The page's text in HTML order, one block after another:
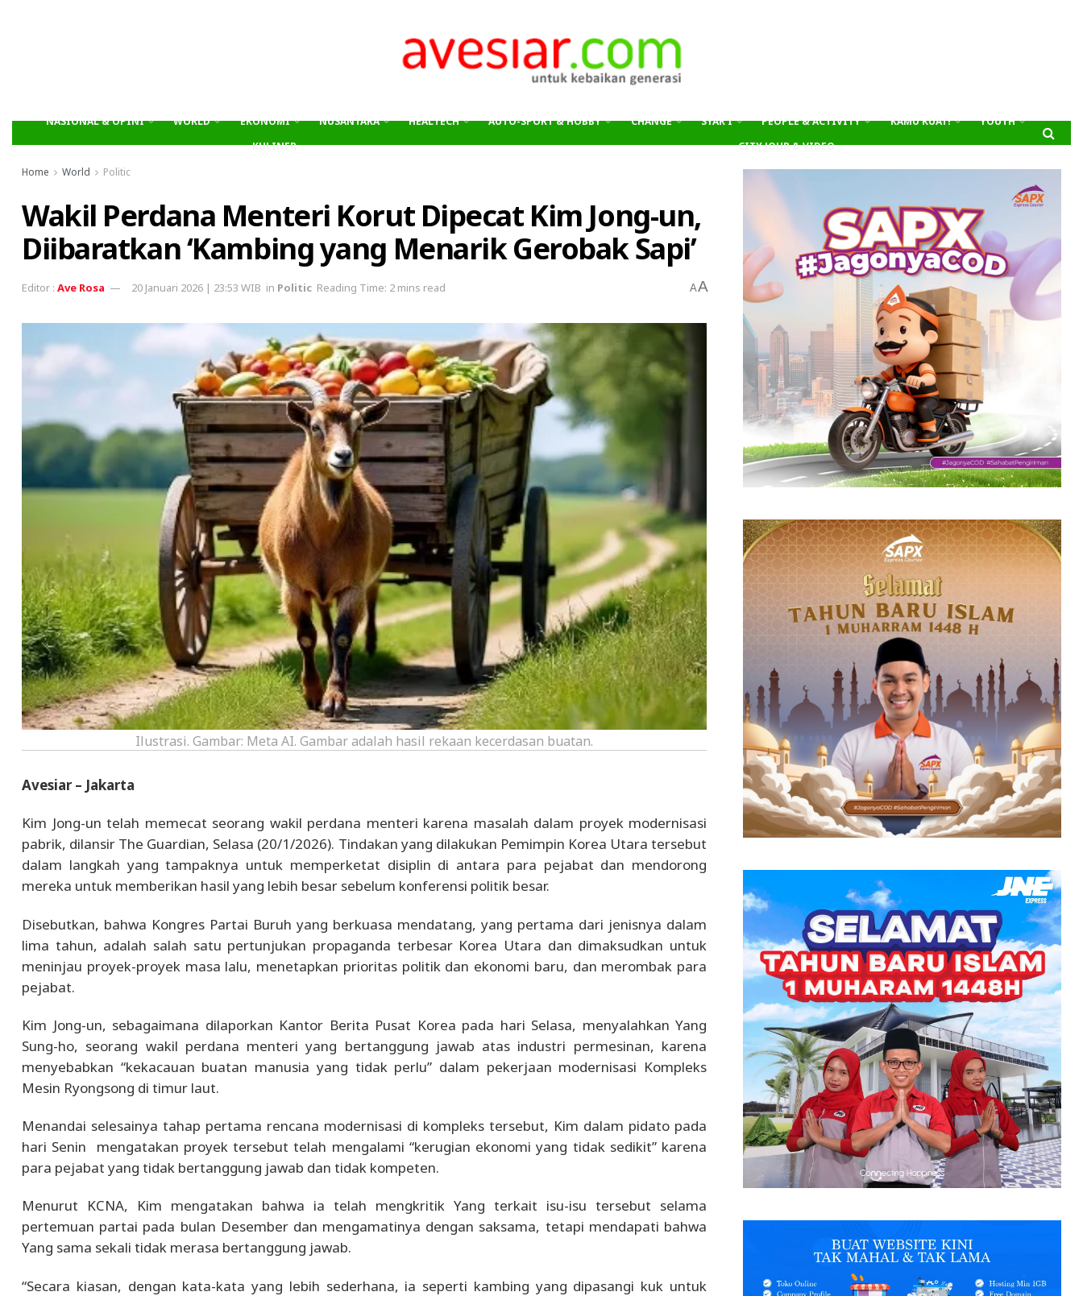
NASIONAL & OPINI WORLD EKONOMI NUSANTARA HEALTECH AUTO-SPORT & HOBBY CHANGE SYAR’I PEOPLE & ACTIVITY KAMU KUAT!
YOUTH
KULINER
CITY JOUR & VIDEO
Home
World Politic
Wakil Perdana Menteri Korut Dipecat Kim Jong-un,
Diibaratkan ‘Kambing yang Menarik Gerobak Sapi’
Ave Rosa 20 Januari 2026 | 23:53 WIB in Politic Reading Time: 2 mins read AA
Ilustrasi. Gambar: Meta AI. Gambar adalah hasil rekaan kecerdasan buatan.
Avesiar – Jakarta
Kim Jong-un telah memecat seorang wakil perdana menteri karena masalah dalam proyek modernisasi
pabrik, dilansir The Guardian, Selasa (20/1/2026). Tindakan yang dilakukan Pemimpin Korea Utara tersebut
dalam langkah yang tampaknya untuk memperketat disiplin di antara para pejabat dan mendorong
mereka untuk memberikan hasil yang lebih besar sebelum konferensi politik besar.
Disebutkan, bahwa Kongres Partai Buruh yang berkuasa mendatang, yang pertama dari jenisnya dalam
lima tahun, adalah salah satu pertunjukan propaganda terbesar Korea Utara dan dimaksudkan untuk
meninjau proyek-proyek masa lalu, menetapkan prioritas politik dan ekonomi baru, dan merombak para
pejabat.
Kim Jong-un, sebagaimana dilaporkan Kantor Berita Pusat Korea pada hari Selasa, menyalahkan Yang
Sung-ho, seorang wakil perdana menteri yang bertanggung jawab atas industri permesinan, karena
menyebabkan “kekacauan buatan manusia yang tidak perlu” dalam pekerjaan modernisasi Kompleks
Mesin Ryongsong di timur laut.
Menandai selesainya tahap pertama rencana modernisasi di kompleks tersebut, Kim dalam pidato pada
hari Senin mengatakan proyek tersebut telah mengalami “kerugian ekonomi yang tidak sedikit” karena
para pejabat yang tidak bertanggung jawab dan tidak kompeten.
Menurut KCNA, Kim mengatakan bahwa ia telah mengkritik Yang terkait isu-isu tersebut selama
pertemuan partai pada bulan Desember dan mengamatinya dengan saksama, tetapi mendapati bahwa
Yang sama sekali tidak merasa bertanggung jawab.
“Secara kiasan, dengan kata-kata yang lebih sederhana, ia seperti kambing yang dipasangi kuk untuk